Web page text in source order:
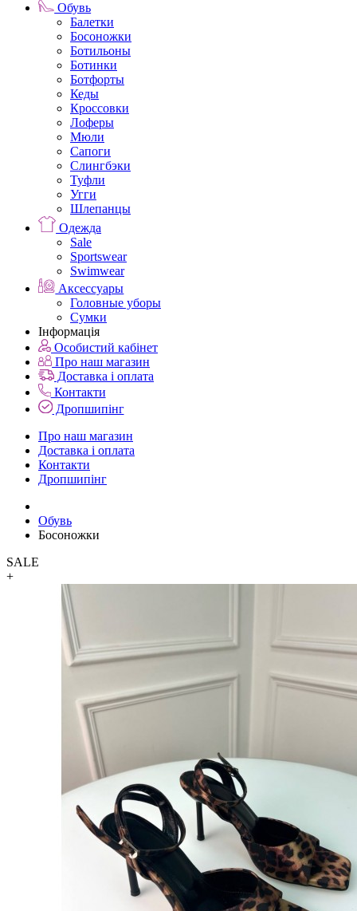
Обувь
Балетки
Босоножки
Ботильоны
Ботинки
Ботфорты
Кеды
Кроссовки
Лоферы
Мюли
Сапоги
Слингбэки
Туфли
Угги
Шлепанцы
Одежда
Sale
Sportswear
Swimwear
Аксессуары
Головные уборы
Сумки
Інформація
Особистий кабінет
Про наш магазин
Доставка і оплата
Контакти
Дропшипінг
Про наш магазин
Доставка і оплата
Контакти
Дропшипінг
Обувь
Босоножки
SALE
+